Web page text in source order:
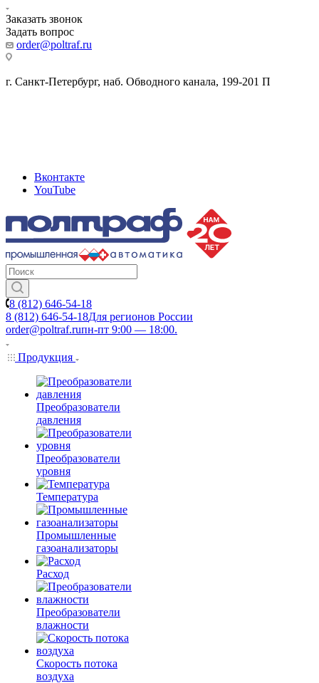
Заказать звонок
Задать вопрос
order@poltraf.ru
г. Санкт-Петербург, наб. Обводного канала, 199-201 П
Вконтакте
YouTube
8 (812) 646-54-18
8 (812) 646-54-18Для регионов России
order@poltraf.ruпн-пт 9:00 — 18:00.
Продукция
Преобразователи
давления
Преобразователи
уровня
Температура
Промышленные
газоанализаторы
Расход
Преобразователи
влажности
Скорость потока
воздуха